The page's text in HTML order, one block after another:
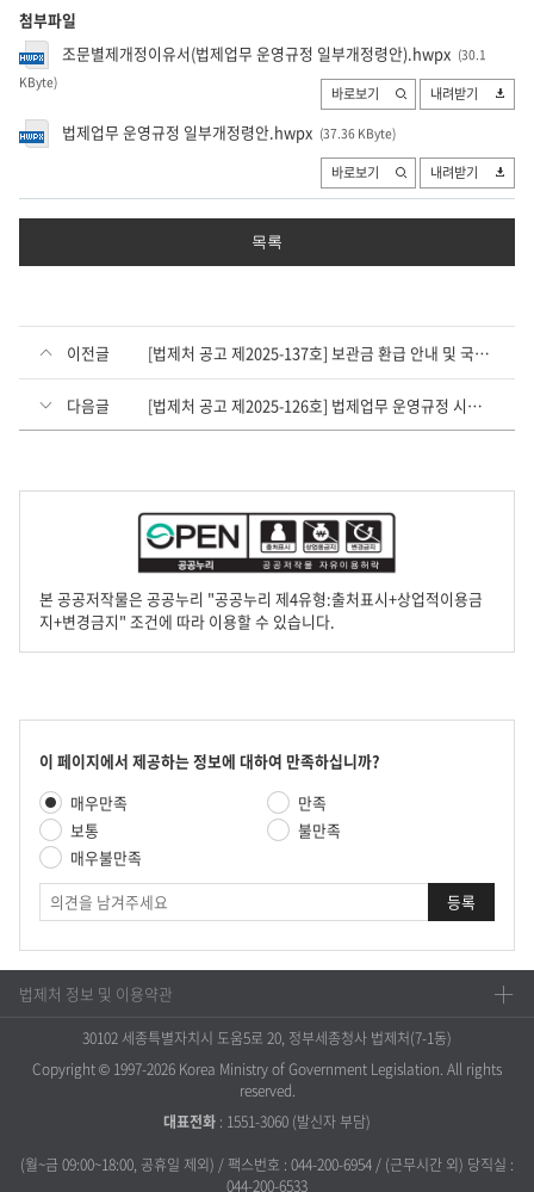
첨부파일
조문별제개정이유서(법제업무 운영규정 일부개정령안).hwpx (30.1
KByte)
바로보기 내려받기
법제업무 운영규정 일부개정령안.hwpx (37.36 KByte)
바로보기 내려받기
목록
이전글 [법제처 공고 제2025-137호] 보관금 환급 안내 및 국고귀속 사전통지 공시송달 공고
다음글 [법제처 공고 제2025-126호] 법제업무 운영규정 시행규칙 일부개정령안 입법예고 공고문
본 공공저작물은 공공누리 "공공누리 제4유형:출처표시+상업적이용금
지+변경금지" 조건에 따라 이용할 수 있습니다.
콘
츠
만
족
도
조
사
이 페이지에서 제공하는 정보에 대하여 만족하십니까?
만
족
도
평
가
매우만족
만족
보통
불만족
매우불만족
견
법제처 정보 및 이용약관
30102 세종특별자치시 도움5로 20, 정부세종청사 법제처(7-1동)
Copyright © 1997-2026 Korea Ministry of Government Legislation. All rights
reserved.
대표전화 : 1551-3060 (발신자 부담)
(월~금 09:00~18:00, 공휴일 제외) / 팩스번호 : 044-200-6954 / (근무시간 외) 당직실 :
044-200-6533